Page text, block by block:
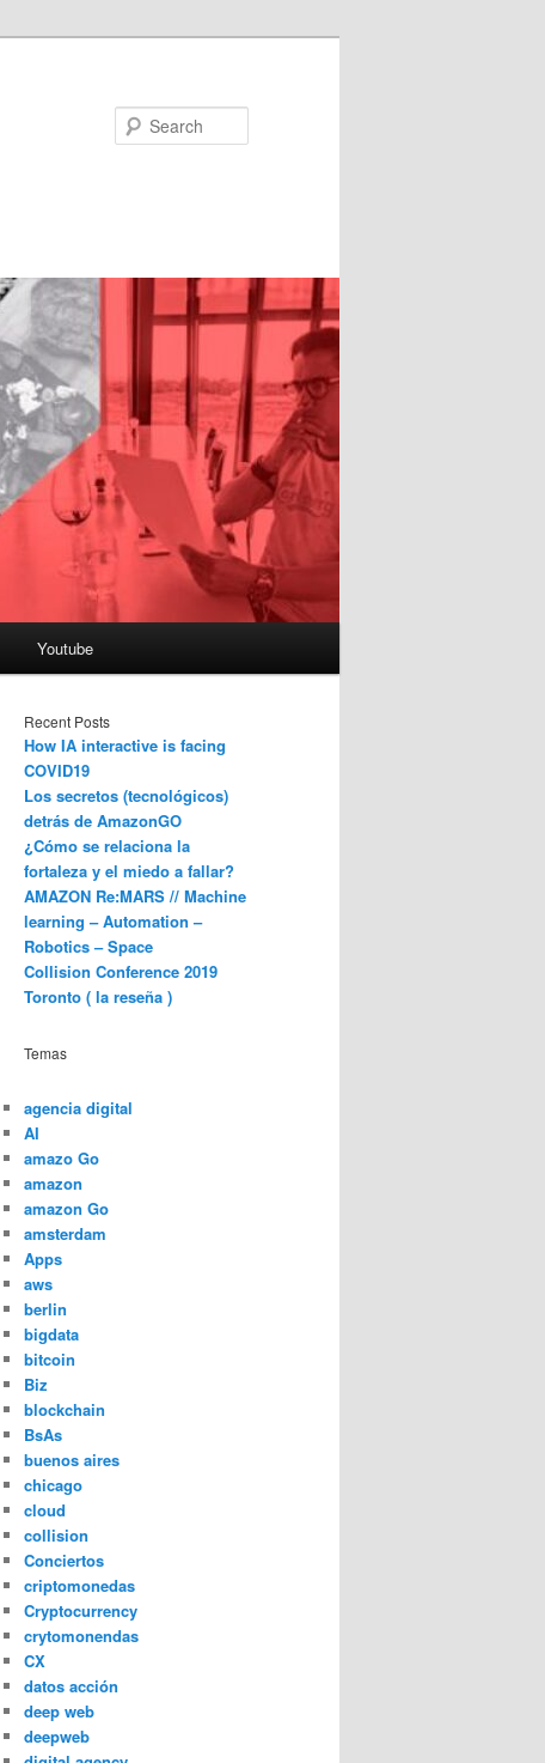
Youtube
Recent Posts
How IA interactive is facing
COVID19
Los secretos (tecnológicos)
detrás de AmazonGO
¿Cómo se relaciona la
fortaleza y el miedo a fallar?
AMAZON Re:MARS // Machine
learning – Automation –
Robotics – Space
Collision Conference 2019
Toronto ( la reseña )
Temas
agencia digital
AI
amazo Go
amazon
amazon Go
amsterdam
Apps
aws
berlin
bigdata
bitcoin
Biz
blockchain
BsAs
buenos aires
chicago
cloud
collision
Conciertos
criptomonedas
Cryptocurrency
crytomonendas
CX
datos acción
deep web
deepweb